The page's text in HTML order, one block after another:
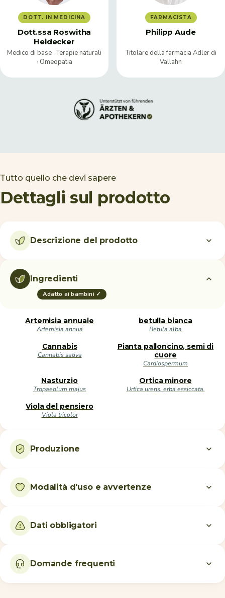
DOTT. IN MEDICINA
Dott.ssa Roswitha
Heidecker
Medico di base · Terapie naturali
· Omeopatia
FARMACISTA
Philipp Aude
Titolare della farmacia Adler di
Vallahn
Tutto quello che devi sapere
Dettagli sul prodotto
Descrizione del prodotto
Ingredienti
Adatto ai bambini ✓
Artemisia annuale
Artemisia annua
betulla bianca
Betula alba
Cannabis
Cannabis sativa
Pianta palloncino, semi di
cuore
Cardiospermum
Nasturzio
Tropaeolum majus
Ortica minore
Urtica urens, erba essiccata.
Viola del pensiero
Viola tricolor
Produzione
Modalità d'uso e avvertenze
Dati obbligatori
Domande frequenti